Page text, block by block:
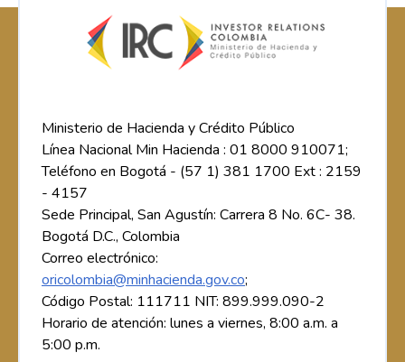
Ministerio de Hacienda y Crédito Público
Línea Nacional Min Hacienda : 01 8000 910071;
Teléfono en Bogotá - (57 1) 381 1700 Ext : 2159
- 4157
Sede Principal, San Agustín: Carrera 8 No. 6C- 38.
Bogotá D.C., Colombia
Correo electrónico:
oricolombia@minhacienda.gov.co;
Código Postal: 111711 NIT: 899.999.090-2
Horario de atención: lunes a viernes, 8:00 a.m. a
5:00 p.m.